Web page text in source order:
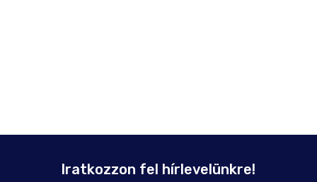
Iratkozzon fel hírlevelünkre!